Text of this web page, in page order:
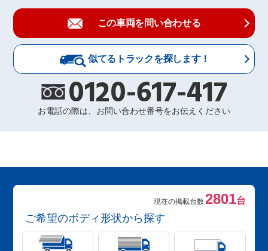
この車両を問い合わせる
似てるトラックを探します！
0120-617-417
お電話の際は、お問い合わせ番号をお伝えください
現在の掲載台数2801台
ご希望のボディ形状から探す